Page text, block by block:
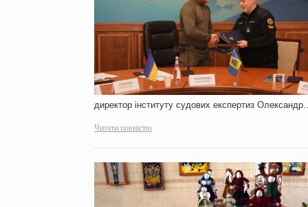
директор інституту судових експертиз
Читати повністю